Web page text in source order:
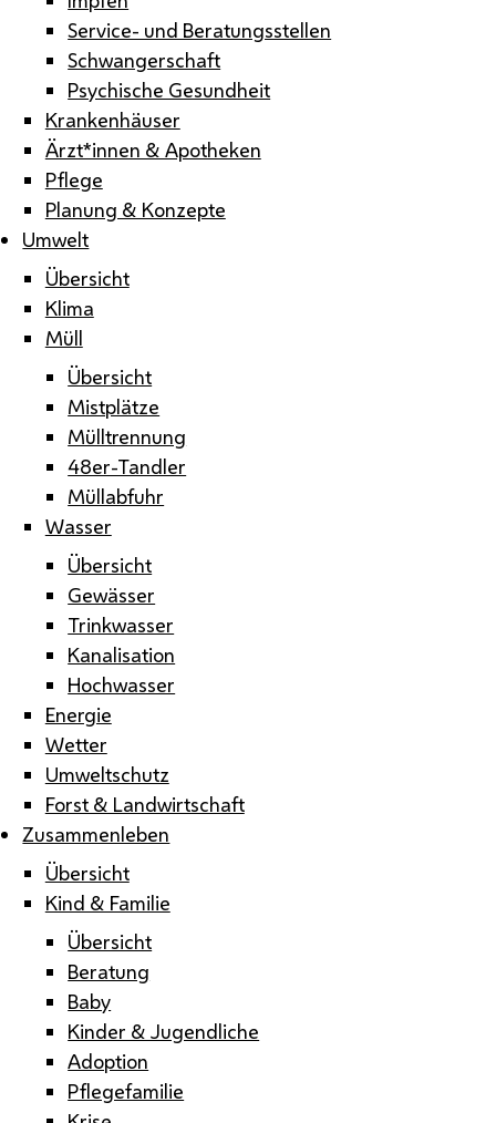
Service- und Beratungsstellen
Schwangerschaft
Psychische Gesundheit
Krankenhäuser
Ärzt*innen & Apotheken
Pflege
Planung & Konzepte
Umwelt
Übersicht
Klima
Müll
Übersicht
Mistplätze
Mülltrennung
48er-Tandler
Müllabfuhr
Wasser
Übersicht
Gewässer
Trinkwasser
Kanalisation
Hochwasser
Energie
Wetter
Umweltschutz
Forst & Landwirtschaft
Zusammenleben
Übersicht
Kind & Familie
Übersicht
Beratung
Baby
Kinder & Jugendliche
Adoption
Pflegefamilie